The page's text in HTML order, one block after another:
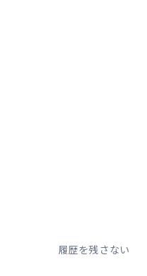
履歴を残さない